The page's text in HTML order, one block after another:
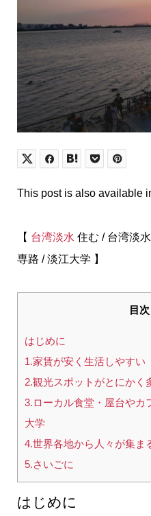
This post is also available
【 台湾淡水 住む / 台湾淡
専路 / 淡江大学 】
目次
はじめに
1.家賃が安く生活しやすい
2.観光スポットがとにかく
3.ローカル食堂・屋台やカ
大学
4.世界各地から人々が集ま
5.さいごに
はじめに